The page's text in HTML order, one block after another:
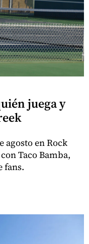
juega y
agosto en Rock
Taco Bamba,
fans.